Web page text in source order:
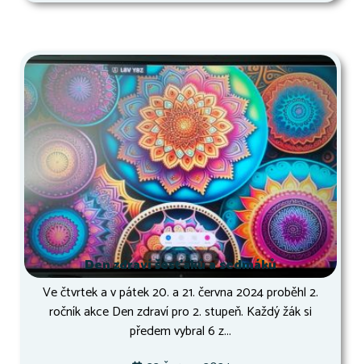
Den zdraví šesťáků a sedmáků
Ve čtvrtek a v pátek 20. a 21. června 2024 proběhl 2.
ročník akce Den zdraví pro 2. stupeň. Každý žák si
předem vybral 6 z...